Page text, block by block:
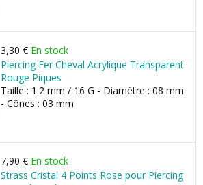
3,30 € En stock
Piercing Fer Cheval Acrylique Transparent
Rouge Piques
Taille : 1.2 mm / 16 G - Diamètre : 08 mm
- Cônes : 03 mm
7,90 € En stock
Strass Cristal 4 Points Rose pour Piercing